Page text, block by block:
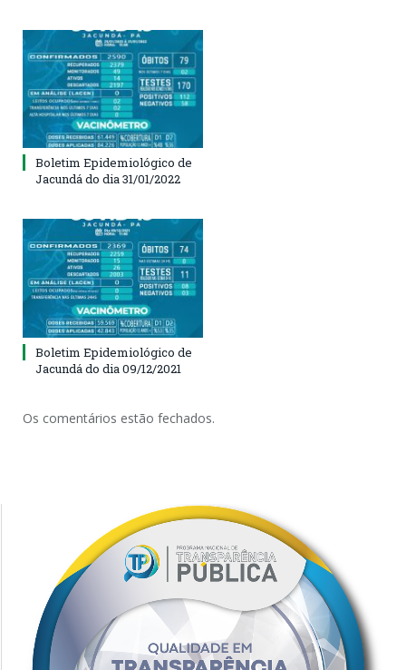
Boletim Epidemiológico de
Jacundá do dia 31/01/2022
Boletim Epidemiológico de
Jacundá do dia 09/12/2021
Os comentários estão fechados.